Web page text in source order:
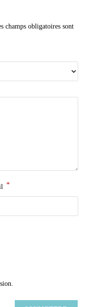
champs obligatoires sont
*